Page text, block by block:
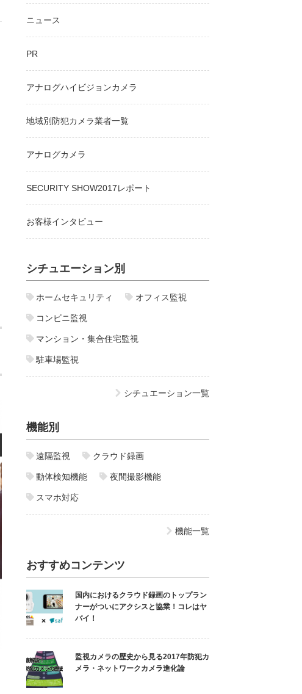
ニュース
PR
アナログハイビジョンカメラ
地域別防犯カメラ業者一覧
アナログカメラ
SECURITY SHOW2017レポート
お客様インタビュー
シチュエーション別
ホームセキュリティ オフィス監視
コンビニ監視
マンション・集合住宅監視
駐車場監視
シチュエーション一覧
機能別
遠隔監視 クラウド録画
動体検知機能 夜間撮影機能
スマホ対応
機能一覧
おすすめコンテンツ
国内におけるクラウド録画のトップラン
ナーがついにアクシスと協業！コレはヤ
バイ！
監視カメラの歴史から見る2017年防犯カ
メラ・ネットワークカメラ進化論